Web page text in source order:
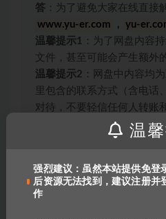
答 ：为了避免大家在线直接
www.yu-er.com
， yu-
温馨提示1 ：为了网盘内容
文件，甚至可能会产生额外
温馨提示2 ：网盘中内容均
里包含的联系方式（含电话
对待，不要轻信任何人转账
QQ报错
温
强烈建议：虽然本站提供免登
后资源无法找到，建议注册并
作